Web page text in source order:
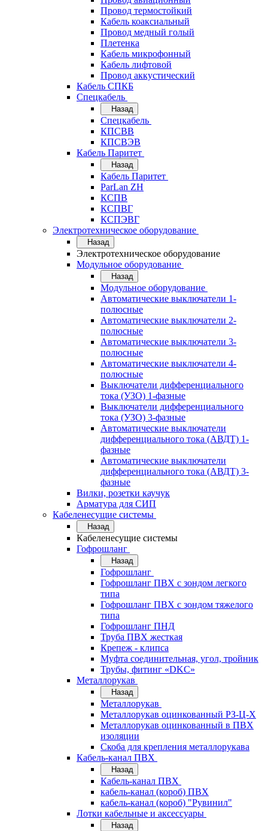
Провод термостойкий
Кабель коаксиальный
Провод медный голый
Плетенка
Кабель микрофонный
Кабель лифтовой
Провод аккустический
Кабель СПКБ
Спецкабель
Назад
Спецкабель
КПСВВ
КПСВЭВ
Кабель Паритет
Назад
Кабель Паритет
ParLan ZH
КСПВ
КСПВГ
КСПЭВГ
Электротехническое оборудование
Назад
Электротехническое оборудование
Модульное оборудование
Назад
Модульное оборудование
Автоматические выключатели 1-
полюсные
Автоматические выключатели 2-
полюсные
Автоматические выключатели 3-
полюсные
Автоматические выключатели 4-
полюсные
Выключатели дифференциального
тока (УЗО) 1-фазные
Выключатели дифференциального
тока (УЗО) 3-фазные
Автоматические выключатели
дифференциального тока (АВДТ) 1-
фазные
Автоматические выключатели
дифференциального тока (АВДТ) 3-
фазные
Вилки, розетки каучук
Арматура для СИП
Кабеленесущие системы
Назад
Кабеленесущие системы
Гофрошланг
Назад
Гофрошланг
Гофрошланг ПВХ с зондом легкого
типа
Гофрошланг ПВХ с зондом тяжелого
типа
Гофрошланг ПНД
Труба ПВХ жесткая
Крепеж - клипса
Муфта соединительная, угол, тройник
Трубы, фитинг «DKC»
Металлорукав
Назад
Металлорукав
Металлорукав оцинкованный РЗ-Ц-Х
Металлорукав оцинкованный в ПВХ
изоляции
Скоба для крепления металлорукава
Кабель-канал ПВХ
Назад
Кабель-канал ПВХ
кабель-канал (короб) ПВХ
кабель-канал (короб) "Рувинил"
Лотки кабельные и аксессуары
Назад